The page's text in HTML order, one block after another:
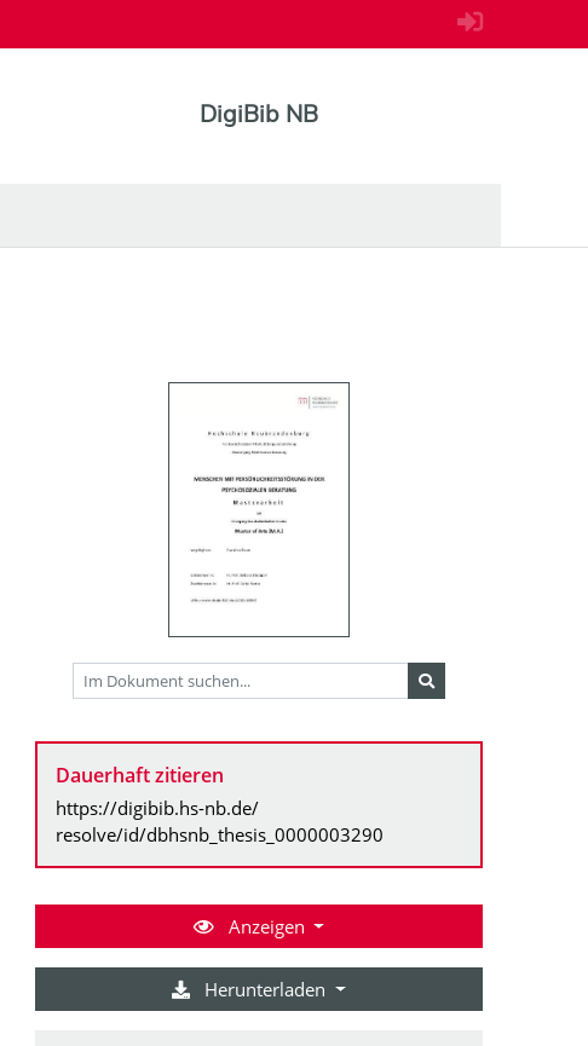
DigiBib NB
Dauerhaft zitieren
https://digibib.hs-nb.de/
resolve/id/dbhsnb_thesis_0000003290
Anzeigen
Herunterladen